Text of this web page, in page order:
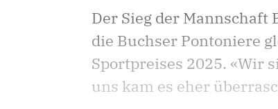
Der Sieg der
die Buchser Pontoniere
Sportpreises 2025. «Wir
uns kam es eher